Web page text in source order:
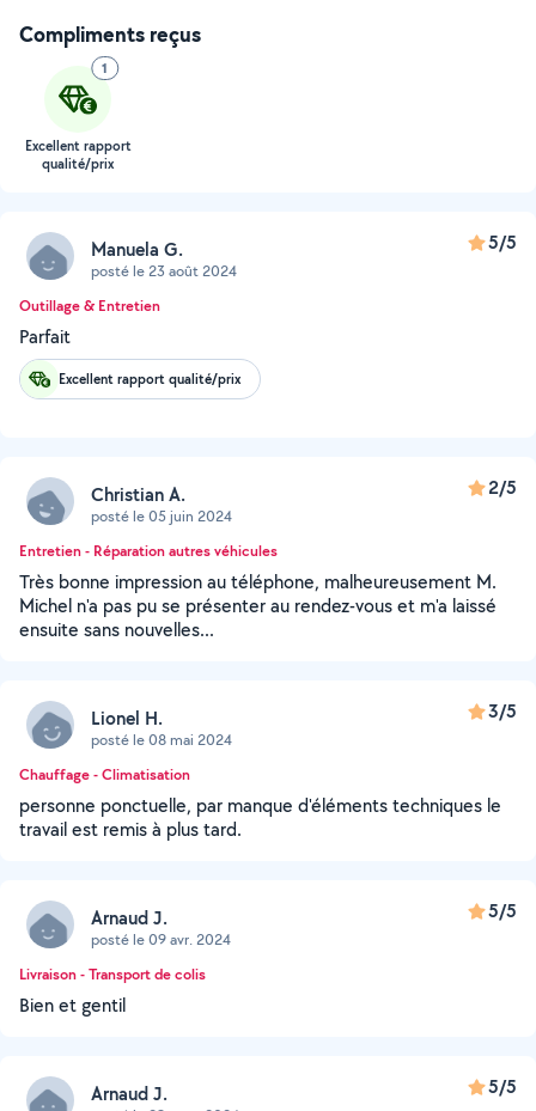
Compliments reçus
1
Excellent rapport
qualité/prix
Manuela G.
posté le 23 août 2024
5/5
Outillage & Entretien
Parfait
Excellent rapport qualité/prix
Christian A.
posté le 05 juin 2024
2/5
Entretien - Réparation autres véhicules
Très bonne impression au téléphone, malheureusement M.
Michel n'a pas pu se présenter au rendez-vous et m'a laissé
ensuite sans nouvelles...
Lionel H.
posté le 08 mai 2024
3/5
Chauffage - Climatisation
personne ponctuelle, par manque d'éléments techniques le
travail est remis à plus tard.
Arnaud J.
posté le 09 avr. 2024
5/5
Livraison - Transport de colis
Bien et gentil
Arnaud J. 5/5